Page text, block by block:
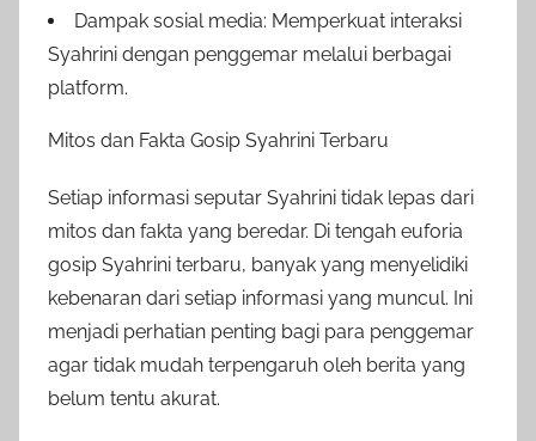
Dampak sosial media: Memperkuat interaksi
Syahrini dengan penggemar melalui berbagai
platform.
Mitos dan Fakta Gosip Syahrini Terbaru
Setiap informasi seputar Syahrini tidak lepas dari
mitos dan fakta yang beredar. Di tengah euforia
gosip Syahrini terbaru, banyak yang menyelidiki
kebenaran dari setiap informasi yang muncul. Ini
menjadi perhatian penting bagi para penggemar
agar tidak mudah terpengaruh oleh berita yang
belum tentu akurat.